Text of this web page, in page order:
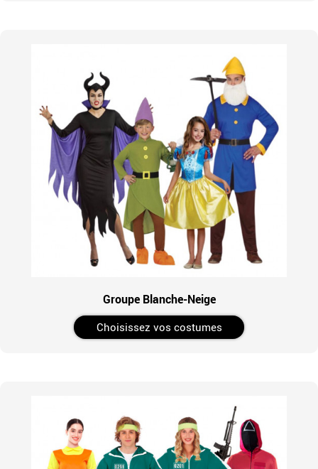
Groupe Blanche-Neige
Choisissez vos costumes